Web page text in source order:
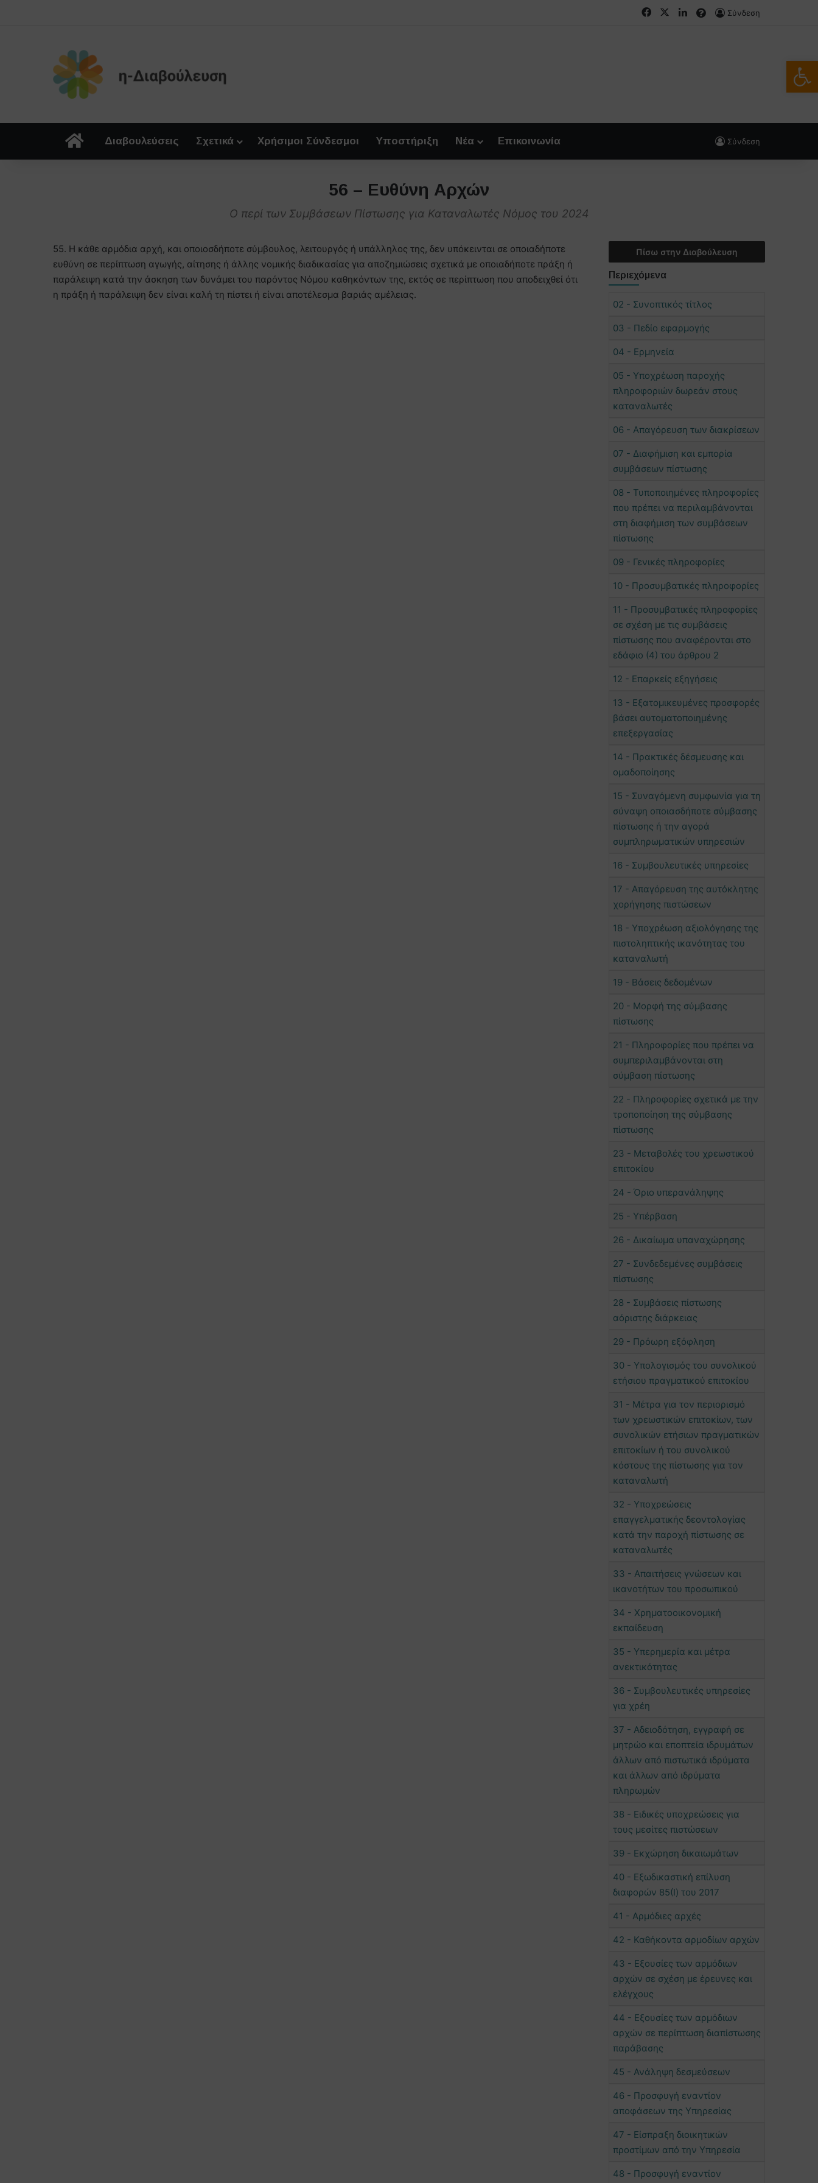
FacebookLinkedIn
FAQsΣύνδεση
ΑρχικήΔιαβουλεύσεις Σχετικά Χρήσιμοι Σύνδεσμοι Υποστήριξη Νέα Επικοινωνία Σύνδεση
56 – Ευθύνη Αρχών
Ο περί των Συμβάσεων Πίστωσης για Καταναλωτές Νόμος του 2024
55. Η κάθε αρμόδια αρχή, και οποιοσδήποτε σύμβουλος, λειτουργός ή υπάλληλος της, δεν υπόκεινται σε οποιαδήποτε
ευθύνη σε περίπτωση αγωγής, αίτησης ή άλλης νομικής διαδικασίας για αποζημιώσεις σχετικά με οποιαδήποτε πράξη ή
παράλειψη κατά την άσκηση των δυνάμει του παρόντος Νόμου καθηκόντων της, εκτός σε περίπτωση που αποδειχθεί ότι
η πράξη ή παράλειψη δεν είναι καλή τη πίστει ή είναι αποτέλεσμα βαριάς αμέλειας.
Πίσω στην Διαβούλευση
Περιεχόμενα
02 - Συνοπτικός τίτλος
03 - Πεδίο εφαρμογής
04 - Ερμηνεία
05 - Υποχρέωση παροχής
πληροφοριών δωρεάν στους
καταναλωτές
06 - Απαγόρευση των διακρίσεων
07 - Διαφήμιση και εμπορία
συμβάσεων πίστωσης
08 - Τυποποιημένες πληροφορίες
που πρέπει να περιλαμβάνονται
στη διαφήμιση των συμβάσεων
πίστωσης
09 - Γενικές πληροφορίες
10 - Προσυμβατικές πληροφορίες
11 - Προσυμβατικές πληροφορίες
σε σχέση με τις συμβάσεις
πίστωσης που αναφέρονται στο
εδάφιο (4) του άρθρου 2
12 - Επαρκείς εξηγήσεις
13 - Εξατομικευμένες προσφορές
βάσει αυτοματοποιημένης
επεξεργασίας
14 - Πρακτικές δέσμευσης και
ομαδοποίησης
15 - Συναγόμενη συμφωνία για τη
σύναψη οποιασδήποτε σύμβασης
πίστωσης ή την αγορά
συμπληρωματικών υπηρεσιών
16 - Συμβουλευτικές υπηρεσίες
17 - Απαγόρευση της αυτόκλητης
χορήγησης πιστώσεων
18 - Υποχρέωση αξιολόγησης της
πιστοληπτικής ικανότητας του
καταναλωτή
19 - Βάσεις δεδομένων
20 - Μορφή της σύμβασης
πίστωσης
21 - Πληροφορίες που πρέπει να
συμπεριλαμβάνονται στη
σύμβαση πίστωσης
22 - Πληροφορίες σχετικά με την
τροποποίηση της σύμβασης
πίστωσης
23 - Μεταβολές του χρεωστικού
επιτοκίου
24 - Όριο υπερανάληψης
25 - Υπέρβαση
26 - Δικαίωμα υπαναχώρησης
27 - Συνδεδεμένες συμβάσεις
πίστωσης
28 - Συμβάσεις πίστωσης
αόριστης διάρκειας
29 - Πρόωρη εξόφληση
30 - Υπολογισμός του συνολικού
ετήσιου πραγματικού επιτοκίου
31 - Μέτρα για τον περιορισμό
των χρεωστικών επιτοκίων, των
συνολικών ετήσιων πραγματικών
επιτοκίων ή του συνολικού
κόστους της πίστωσης για τον
καταναλωτή
32 - Υποχρεώσεις
επαγγελματικής δεοντολογίας
κατά την παροχή πίστωσης σε
καταναλωτές
33 - Απαιτήσεις γνώσεων και
ικανοτήτων του προσωπικού
34 - Χρηματοοικονομική
εκπαίδευση
35 - Υπερημερία και μέτρα
ανεκτικότητας
36 - Συμβουλευτικές υπηρεσίες
για χρέη
37 - Αδειοδότηση, εγγραφή σε
μητρώο και εποπτεία ιδρυμάτων
άλλων από πιστωτικά ιδρύματα
και άλλων από ιδρύματα
πληρωμών
38 - Ειδικές υποχρεώσεις για
τους μεσίτες πιστώσεων
39 - Εκχώρηση δικαιωμάτων
40 - Εξωδικαστική επίλυση
διαφορών 85(I) του 2017
41 - Αρμόδιες αρχές
42 - Καθήκοντα αρμοδίων αρχών
43 - Εξουσίες των αρμόδιων
αρχών σε σχέση με έρευνες και
ελέγχους
44 - Εξουσίες των αρμόδιων
αρχών σε περίπτωση διαπίστωσης
παράβασης
45 - Ανάληψη δεσμεύσεων
46 - Προσφυγή εναντίον
αποφάσεων της Υπηρεσίας
47 - Είσπραξη διοικητικών
προστίμων από την Υπηρεσία
48 - Προσφυγή εναντίον